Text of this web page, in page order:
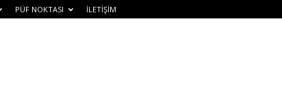
PÜF NOKTASI İLETİŞİM